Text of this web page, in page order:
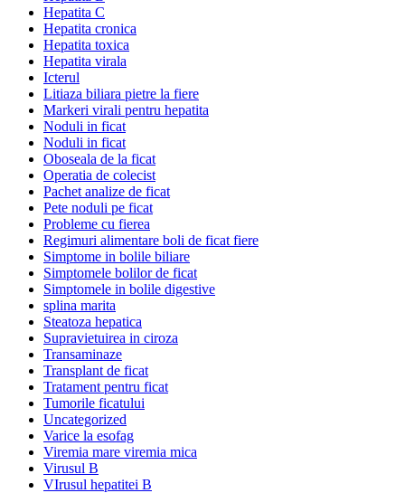
Hepatita C
Hepatita cronica
Hepatita toxica
Hepatita virala
Icterul
Litiaza biliara pietre la fiere
Markeri virali pentru hepatita
Noduli in ficat
Noduli in ficat
Oboseala de la ficat
Operatia de colecist
Pachet analize de ficat
Pete noduli pe ficat
Probleme cu fierea
Regimuri alimentare boli de ficat fiere
Simptome in bolile biliare
Simptomele bolilor de ficat
Simptomele in bolile digestive
splina marita
Steatoza hepatica
Supravietuirea in ciroza
Transaminaze
Transplant de ficat
Tratament pentru ficat
Tumorile ficatului
Uncategorized
Varice la esofag
Viremia mare viremia mica
Virusul B
VIrusul hepatitei B